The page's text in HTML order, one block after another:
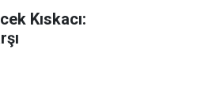
Kıskacı: